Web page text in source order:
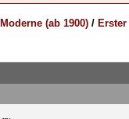
Moderne (ab 1900) /